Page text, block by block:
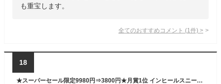
も重宝します。
全てのおすすめコメント (1 件) >
18
★スーパーセール限定9980円⇒3800円★月賞1位 インヒールスニーカー スニーカー レディース ランニング ウォーキング 軽量 メッシュ 通気性 靴 シューズ スポーツ カジュアル 散歩 通勤 通学 女性 人気 幅広 疲れにくい かわいい 厚底 靴紐 女性 30代 仕事 履きやすい 定番